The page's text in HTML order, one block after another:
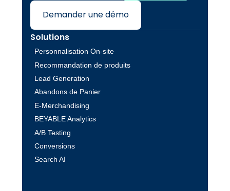
Demander une démo
Solutions
Personnalisation On-site
Recommandation de produits
Lead Generation
Abandons de Panier
E-Merchandising
BEYABLE Analytics
A/B Testing
Conversions
Search AI